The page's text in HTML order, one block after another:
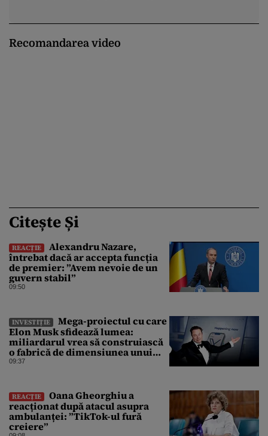
Recomandarea video
Citește Și
REACȚIE
Alexandru Nazare,
întrebat dacă ar accepta funcția
de premier: ”Avem nevoie de un
guvern stabil”
09:50
INVESTIȚIE
Mega-proiectul cu care
Elon Musk sfidează lumea:
miliardarul vrea să construiască
o fabrică de dimensiunea unui
oraș
09:37
REACȚIE
Oana Gheorghiu a
reacționat după atacul asupra
ambulanței: ”TikTok-ul fură
creiere”